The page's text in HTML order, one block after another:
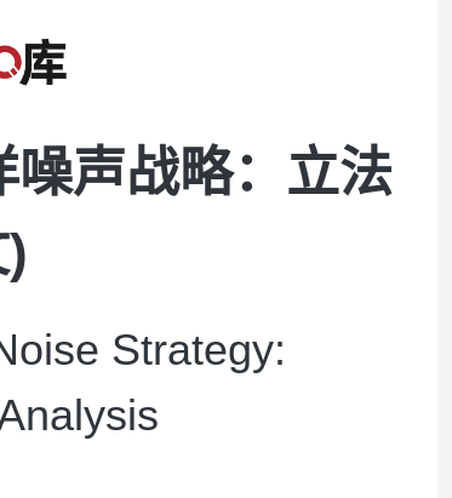
声战略：立法
Strategy: